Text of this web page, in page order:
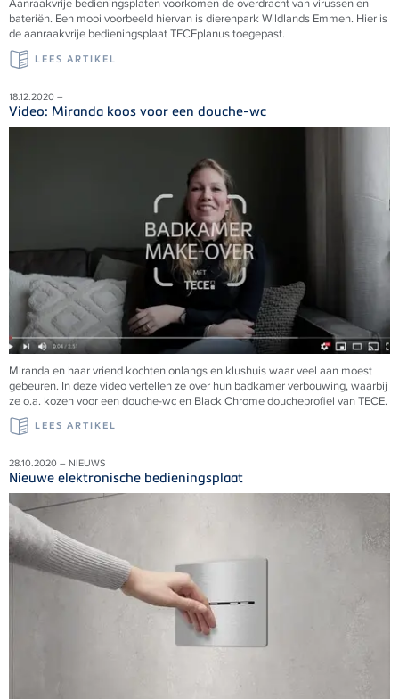
bateriën. Een mooi voorbeeld hiervan is dierenpark Wildlands Emmen. Hier is
de aanraakvrije bedieningsplaatTECEplanus toegepast.
LEES ARTIKEL
18.12.2020 –
Video: Miranda koos voor een douche-wc
Miranda en haar vriend kochten onlangs en klushuis waar veel aan moest
gebeuren. In deze video vertellen ze over hun badkamer verbouwing, waarbij
ze o.a. kozen voor een douche-wc en Black Chrome doucheprofiel van TECE.
LEES ARTIKEL
28.10.2020 – NIEUWS
Nieuwe elektronische bedieningsplaat